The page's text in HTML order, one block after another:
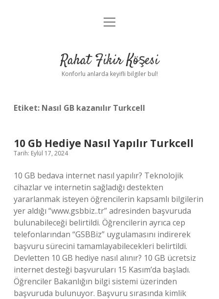
Anasayfa
Yasal Uyarı
menüyü
Rahat Fikir Köşesi
Konforlu anlarda keyifli bilgiler bul!
Etiket: Nasıl GB kazanılır Turkcell
10 Gb Hediye Nasıl Yapılır Turkcell
Tarih: Eylül 17, 2024
10 GB bedava internet nasıl yapılır? Teknolojik
cihazlar ve internetin sağladığı destekten
yararlanmak isteyen öğrencilerin kapsamlı bilgilerin
yer aldığı “www.gsbbiz..tr” adresinden başvuruda
bulunabileceği belirtildi. Öğrencilerin ayrıca cep
telefonlarından “GSBBiz” uygulamasını indirerek
başvuru sürecini tamamlayabilecekleri belirtildi.
Devletten 10 GB hediye nasıl alınır? 10 GB ücretsiz
internet desteği başvuruları 15 Kasım’da başladı.
Öğrenciler Bakanlığın bilgi sistemi üzerinden
başvuruda bulunuyor. Başvuru sırasında kimlik